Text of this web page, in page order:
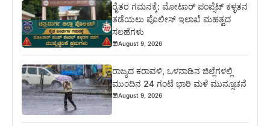
ರೈತರ ಗಮನಕ್ಕೆ: ಮೋಟಾರ್ ಪಂಪ್ಸೆಟ್ ಕಳ್ಳತನ
ತಡೆಯಲು ಪೊಲೀಸ್ ಇಲಾಖೆ ಮಹತ್ವದ
ಸಲಹೆಗಳು
August 9, 2026
ರಾಜ್ಯದ ಕರಾವಳಿ, ಒಳನಾಡಿನ ಜಿಲ್ಲೆಗಳಲ್ಲಿ
ಮುಂದಿನ 24 ಗಂಟೆ ಭಾರಿ ಮಳೆ ಮುನ್ಸೂಚನೆ
August 9, 2026